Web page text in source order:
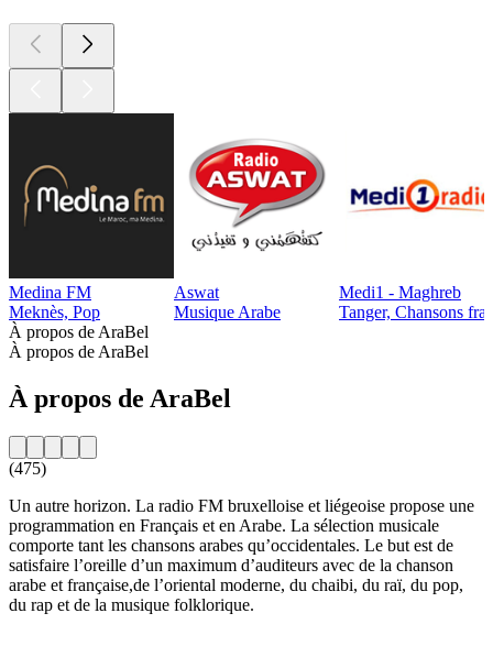
Medina FM
Meknès, Pop
Aswat
Musique Arabe
Medi1 - Maghreb
Tanger, Chansons
À propos de AraBel
À propos de AraBel
À propos de AraBel
(475)
Un autre horizon. La radio FM bruxelloise et liégeoise propose une
programmation en Français et en Arabe. La sélection musicale
comporte tant les chansons arabes qu’occidentales. Le but est de
satisfaire l’oreille d’un maximum d’auditeurs avec de la chanson
arabe et française,de l’oriental moderne, du chaibi, du raï, du pop,
du rap et de la musique folklorique.